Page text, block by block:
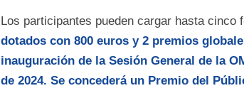
Los participantes pueden cargar hasta cinco
dotados con 800 euros y 2 premios
inauguración de la Sesión General de la
de 2024. Se concederá un Premio del